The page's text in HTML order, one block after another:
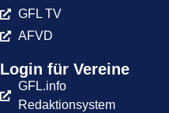
GFL TV
AFVD
Login für Vereine
GFL.info
Redaktionsystem